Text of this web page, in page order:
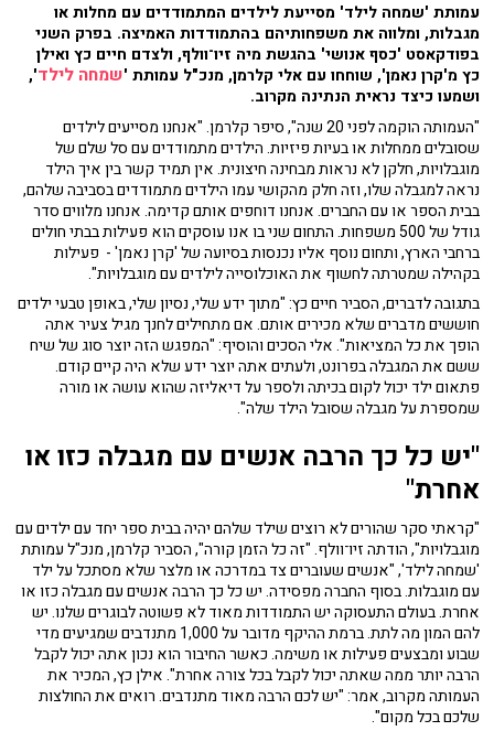
עמותת 'שמחה לילד' מסייעת לילדים המתמודדים עם מחלות או
מגבלות, ומלווה את משפחותיהם בהתמודדות האמיצה. בפרק השני
בפודקאסט 'כסף אנושי' בהגשת מיה זיו־וולף, ולצדם חיים כץ ואילן
כץ מ'קרן נאמן', שוחחו עם אלי קלרמן, מנכ"ל עמותת 'שמחה לילד',
ושמעו כיצד נראית הנתינה מקרוב.
"העמותה הוקמה לפני 20 שנה", סיפר קלרמן. "אנחנו מסייעים לילדים
שסובלים ממחלות או בעיות פיזיות. הילדים מתמודדים עם סל שלם של
מוגבלויות, חלקן לא נראות מבחינה חיצונית. אין תמיד קשר בין איך הילד
נראה למגבלה שלו, וזה חלק מהקושי עמו הילדים מתמודדים בסביבה שלהם,
בבית הספר או עם החברים. אנחנו דוחפים אותם קדימה. אנחנו מלווים סדר
גודל של 500 משפחות. התחום שני בו אנו עוסקים הוא פעילות בבתי חולים
ברחבי הארץ, ותחום נוסף אליו נכנסות בסיועה של 'קרן נאמן' - פעילות
בקהילה שמטרתה לחשוף את האוכלוסייה לילדים עם מוגבלויות".
בתגובה לדברים, הסביר חיים כץ: "מתוך ידע שלי, נסיון שלי, באופן טבעי ילדים
חוששים מדברים שלא מכירים אותם. אם מתחילים לחנך מגיל צעיר אתה
הופך את כל המציאות". אלי הסכים והוסיף: "המפגש הזה יוצר סוג של שיח
ששם את המגבלה בפרונט, ולעתים אתה יוצר ידע שלא היה קיים קודם.
פתאום ילד יכול לקום בכיתה ולספר על דיאליזה שהוא עושה או מורה
שמספרת על מגבלה שסובל הילד שלה".
"יש כל כך הרבה אנשים עם מגבלה כזו או
אחרת"
"קראתי סקר שהורים לא רוצים שילד שלהם יהיה בבית ספר יחד עם ילדים עם
מוגבלויות", הודתה זיו־וולף. "זה כל הזמן קורה", הסביר קלרמן, מנכ"ל עמותת
'שמחה לילד', "אנשים שעוברים צד במדרכה או מלצר שלא מסתכל על ילד
עם מוגבלות. בסוף החברה מפסידה. יש כל כך הרבה אנשים עם מגבלה כזו או
אחרת. בעולם התעסוקה יש התמודדות מאוד לא פשוטה לבוגרים שלנו. יש
להם המון מה לתת. ברמת ההיקף מדובר על 1,000 מתנדבים שמגיעים מדי
שבוע ומבצעים פעילות או משימה. כאשר החיבור הוא נכון אתה יכול לקבל
הרבה יותר ממה שאתה יכול לקבל בכל צורה אחרת". אילן כץ, המכיר את
העמותה מקרוב, אמר: "יש לכם הרבה מאוד מתנדבים. רואים את החולצות
שלכם בכל מקום".